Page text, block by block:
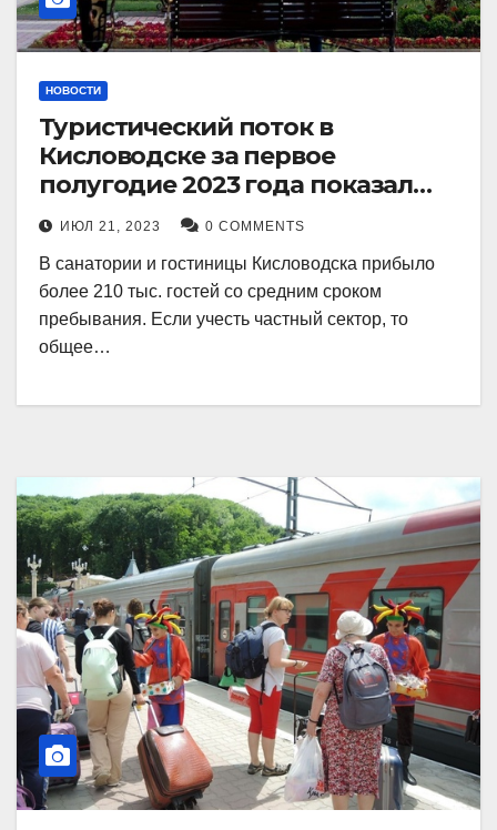
НОВОСТИ
Туристический поток в
Кисловодске за первое
полугодие 2023 года показал
рекордный рост в 21 процент.
ИЮЛ 21, 2023 0 COMMENTS
В санатории и гостиницы Кисловодска прибыло
более 210 тыс. гостей со средним сроком
пребывания. Если учесть частный сектор, то
общее…